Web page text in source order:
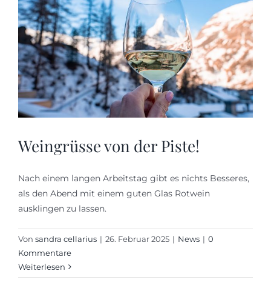
Weingrüsse von der Piste!
Nach einem langen Arbeitstag gibt es nichts Besseres,
als den Abend mit einem guten Glas Rotwein
ausklingen zu lassen.
Von sandra cellarius | 26. Februar 2025 | News | 0
Kommentare
Weiterlesen